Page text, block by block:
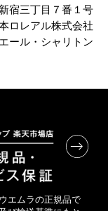
宿三丁目７番１号
ロレアル株式会社
ール・シャリトン
エムラの正規品で